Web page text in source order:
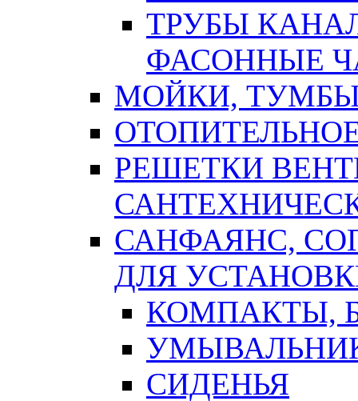
ТРУБЫ
ФАСОННЫЕ
МОЙКИ,
РЕШЕТКИ
САНФАЯНС,
ДЛЯ
КОМПАКТЫ,
СИДЕНЬЯ